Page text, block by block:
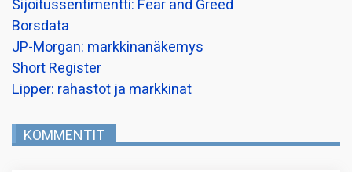
Sijoitussentimentti: Fear and Greed
Borsdata
JP-Morgan: markkinanäkemys
Short Register
Lipper: rahastot ja markkinat
KOMMENTIT